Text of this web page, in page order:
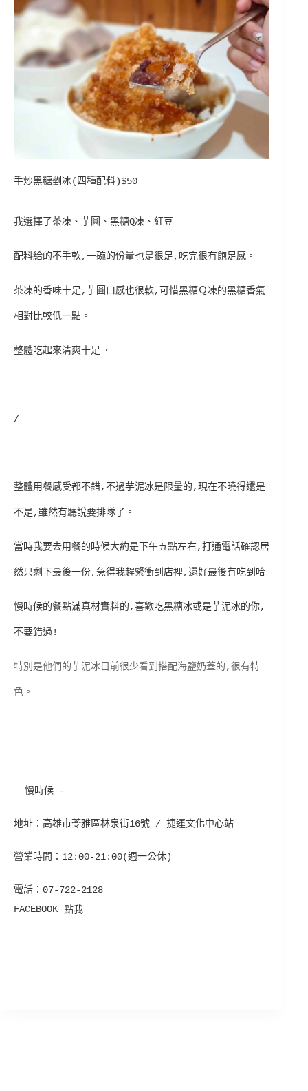
手炒黑糖剉冰(四種配料)$50
我選擇了茶凍、芋圓、黑糖Q凍、紅豆
配料給的不手軟,一碗的份量也是很足,吃完很有飽足感。
茶凍的香味十足,芋圓口感也很軟,可惜黑糖Ｑ凍的黑糖香氣
相對比較低一點。
整體吃起來清爽十足。
/
整體用餐感受都不錯,不過芋泥冰是限量的,現在不曉得還是
不是,雖然有聽說要排隊了。
當時我要去用餐的時候大約是下午五點左右,打通電話確認居
然只剩下最後一份,急得我趕緊衝到店裡,還好最後有吃到哈
慢時候的餐點滿真材實料的,喜歡吃黑糖冰或是芋泥冰的你,
不要錯過!
特別是他們的芋泥冰目前很少看到搭配海鹽奶蓋的,很有特
色。
– 慢時候 -
地址：高雄市苓雅區林泉街16號 / 捷運文化中心站
營業時間：12:00-21:00(週一公休)
電話：07-722-2128
FACEBOOK 點我